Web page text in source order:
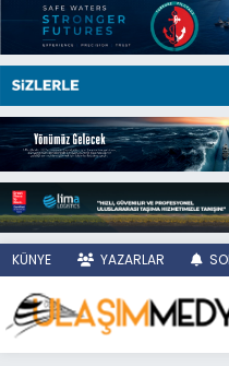
KÜNYE YAZARLAR